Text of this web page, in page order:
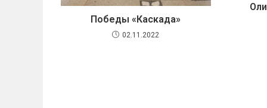
Победы «Каскада»
02.11.2022